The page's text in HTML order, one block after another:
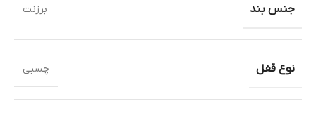
جنس بند برزنت
نوع قفل چسبی